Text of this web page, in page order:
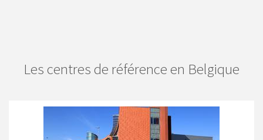
Les centres de référence en Belgique